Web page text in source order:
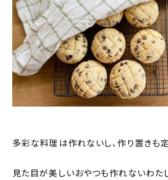
多彩な料理は作れないし、作り置きも
見た目が美しいおやつも作れないわた